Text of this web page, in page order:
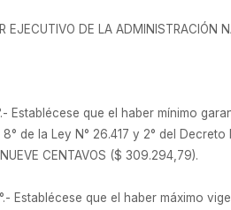
EJECUTIVO DE LA ADMINISTRACIÓN
Establécese que el haber mínimo
de la Ley N° 26.417 y 2° del Decreto
CENTAVOS ($ 309.294,79).
Establécese que el haber máximo